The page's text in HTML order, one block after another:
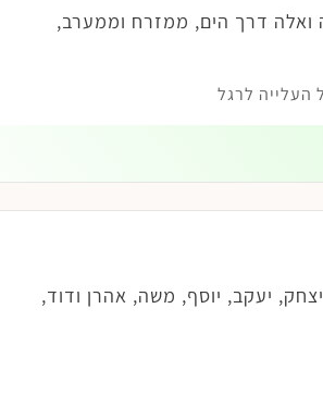
ואלה דרך הים, ממזרח וממערב,
העלייה לרגל
יעקב, יוסף, משה, אהרן ודוד,